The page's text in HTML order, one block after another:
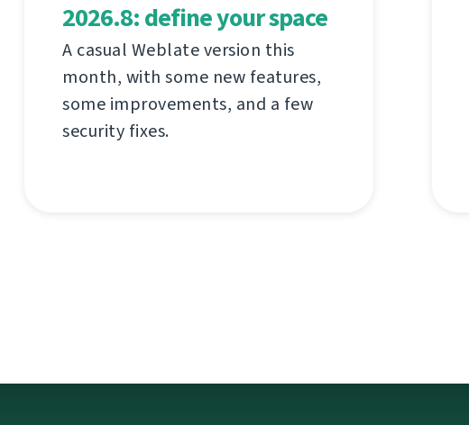
2026.8: define your space
A casual Weblate version this
month, with some new features,
some improvements, and a few
security fixes.